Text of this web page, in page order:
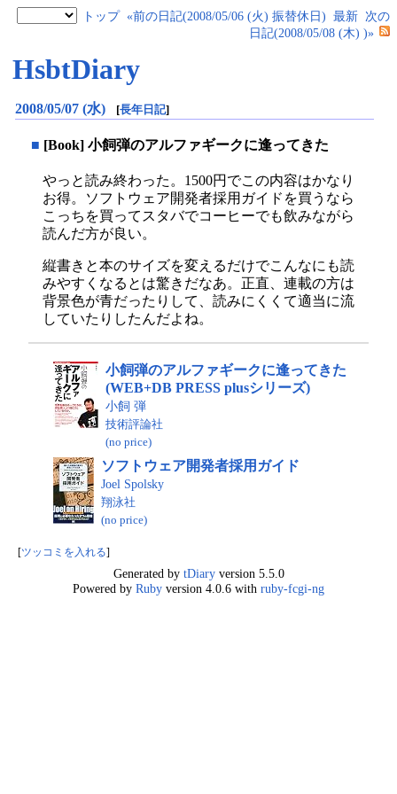
トップ «前の日記(2008/05/06 (火) 振替休日) 最新 次の
日記(2008/05/08 (木) )»
HsbtDiary
2008/05/07 (水) [長年日記]
■ [Book] 小飼弾のアルファギークに逢ってきた
やっと読み終わった。1500円でこの内容はかなり
お得。ソフトウェア開発者採用ガイドを買うなら
こっちを買ってスタバでコーヒーでも飲みながら
読んだ方が良い。
縦書きと本のサイズを変えるだけでこんなにも読
みやすくなるとは驚きだなあ。正直、連載の方は
背景色が青だったりして、読みにくくて適当に流
していたりしたんだよね。
小飼弾のアルファギークに逢ってきた
(WEB+DB PRESS plusシリーズ)
小飼 弾
技術評論社
(no price)
ソフトウェア開発者採用ガイド
Joel Spolsky
翔泳社
(no price)
[ツッコミを入れる]
Generated by tDiaryversion 5.5.0
Powered by Ruby version 4.0.6 with ruby-fcgi-ng